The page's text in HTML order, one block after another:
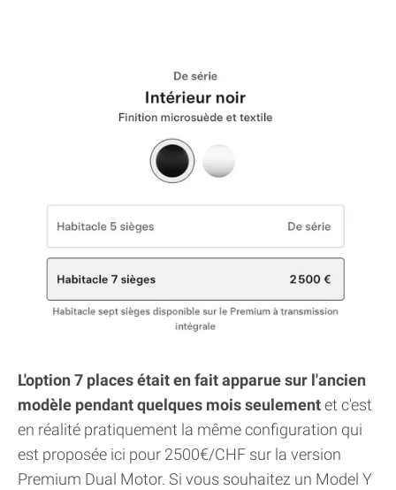
L'option 7 places était en fait apparue sur l'ancien
modèle pendant quelques mois seulementet c'est
en réalité pratiquement la même configuration qui
est proposée ici pour 2500€/CHF sur la version
Premium Dual Motor. Si vous souhaitez un Model Y